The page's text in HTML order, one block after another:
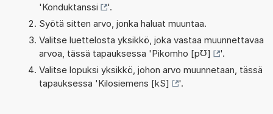
'Konduktanssi
'.
Syötä sitten arvo, jonka haluat muuntaa.
Valitse luettelosta yksikkö, joka vastaa muunnettavaa
arvoa, tässä tapauksessa 'Pikomho [p℧]
'.
Valitse lopuksi yksikkö, johon arvo muunnetaan, tässä
tapauksessa 'Kilosiemens [kS] '.